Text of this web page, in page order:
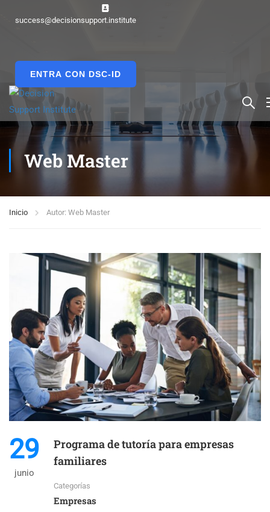
success@decisionsupport.institute
ENTRA CON DSC-ID
Web Master
Inicio Autor: Web Master
29
junio
Programa de tutoría para empresas
familiares
Categorías
Empresas